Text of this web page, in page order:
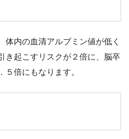
体内の血清アルブミン値が低く
き起こすリスクが２倍に、脳卒
５倍にもなります。